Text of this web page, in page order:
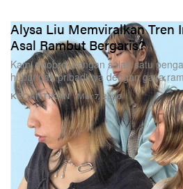
KECANTIKAN
Alysa Liu Memviralkan Tren
Asal Rambut Bergaris?
Kami ngobrol dengan salah satu
hubungan pribadinya dengan gaya
Mar 7, 2026